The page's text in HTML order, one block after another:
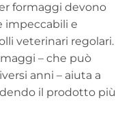
formaggi devono
impeccabili e
veterinari regolari.
– che può
anni – aiuta a
il prodotto più